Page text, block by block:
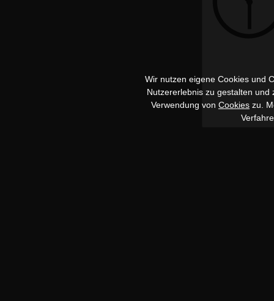
Wir nutzen eigene Cookies und
Nutzererlebnis zu gestalten
Verwendung von Cookies zu.